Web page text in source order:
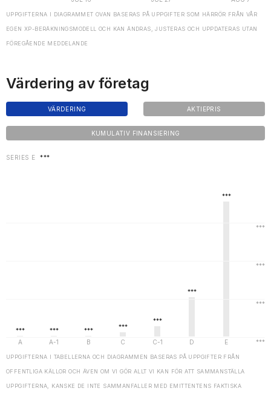
UPPGIFTERNA I DIAGRAMMET OVAN BASERAS PÅ UPPGIFTER SOM HÄRRÖR FRÅN VÅR
EGEN XP-BERÄKNINGSMODELL OCH KAN ÄNDRAS, JUSTERAS OCH UPPDATERAS UTAN
FÖREGÅENDE MEDDELANDE
Värdering av företag
VÄRDERING AKTIEPRIS
KUMULATIV FINANSIERING
SERIES E ***
UPPGIFTERNA I TABELLERNA OCH DIAGRAMMEN BASERAS PÅ UPPGIFTER FRÅN
OFFENTLIGA KÄLLOR OCH ÄVEN OM VI GÖR ALLT VI KAN FÖR ATT SAMMANSTÄLLA
UPPGIFTERNA, KANSKE DE INTE SAMMANFALLER MED EMITTENTENS FAKTISKA